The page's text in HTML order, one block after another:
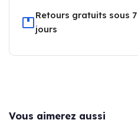
Retours gratuits sous 7
jours
Vous aimerez aussi